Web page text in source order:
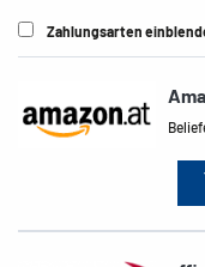
Zahlungsarten